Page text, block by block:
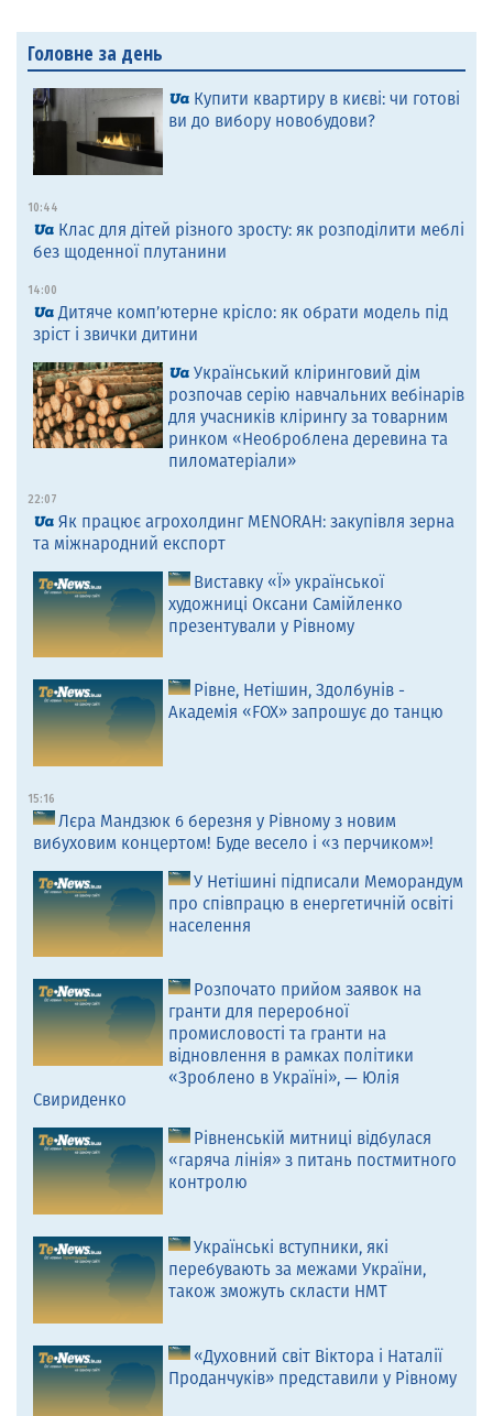
Головне за день
Купити квартиру в києві: чи готові
ви до вибору новобудови?
10:44
Клас для дітей різного зросту: як розподілити меблі
без щоденної плутанини
14:00
Дитяче комп’ютерне крісло: як обрати модель під
зріст і звички дитини
Український кліринговий дім
розпочав серію навчальних вебінарів
для учасників клірингу за товарним
ринком «Необроблена деревина та
пиломатеріали»
22:07
Як працює агрохолдинг MENORAH: закупівля зерна
та міжнародний експорт
Виставку «Ї» української
художниці Оксани Самійленко
презентували у Рівному
Рівне, Нетішин, Здолбунів -
Академія «FOX» запрошує до танцю
15:16
Лєра Мандзюк 6 березня у Рівному з новим
вибуховим концертом! Буде весело і «з перчиком»!
У Нетішині підписали Меморандум
про співпрацю в енергетичній освіті
населення
Розпочато прийом заявок на
гранти для переробної
промисловості та гранти на
відновлення в рамках політики
«Зроблено в Україні», — Юлія
Свириденко
Рівненській митниці відбулася
«гаряча лінія» з питань постмитного
контролю
Українські вступники, які
перебувають за межами України,
також зможуть скласти НМТ
«Духовний світ Віктора і Наталії
Проданчуків» представили у Рівному